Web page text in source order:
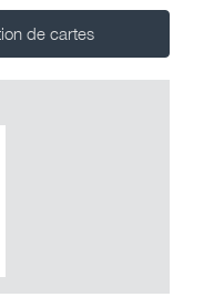
de cartes